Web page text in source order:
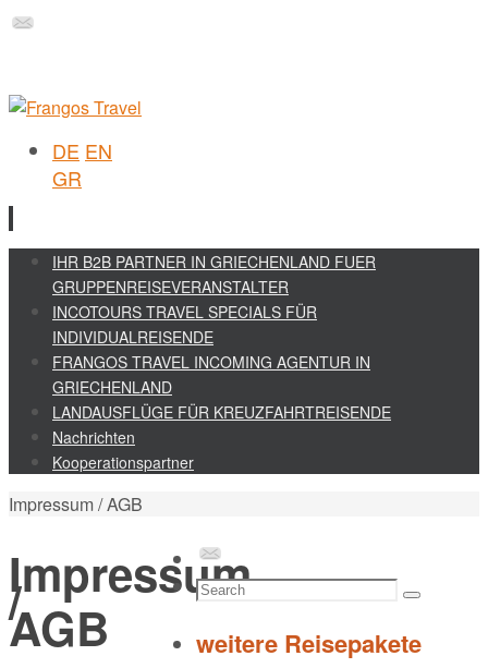
DE EN
GR
Skip
content
IHR B2B PARTNER IN GRIECHENLAND FUER
GRUPPENREISEVERANSTALTER
INCOTOURS TRAVEL SPECIALS FÜR
INDIVIDUALREISENDE
FRANGOS TRAVEL INCOMING AGENTUR IN
GRIECHENLAND
LANDAUSFLÜGE FÜR KREUZFAHRTREISENDE
Nachrichten
Kooperationspartner
Home
Impressum / AGB
Impressum
/
AGB
Search
Search
weitere Reisepakete